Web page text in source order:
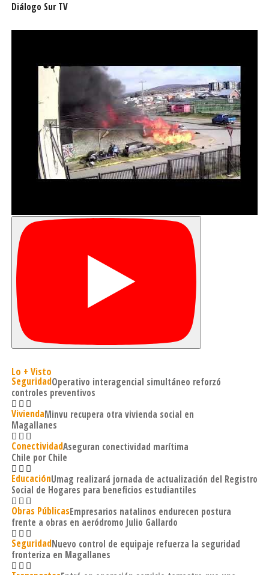
Diálogo Sur TV
Lo + Visto
SeguridadOperativo interagencial simultáneo reforzó
controles preventivos
ViviendaMinvu recupera otra vivienda social en
Magallanes
ConectividadAseguran conectividad marítima
Chile por Chile
EducaciónUmag realizará jornada de actualización del Registro
Social de Hogares para beneficios estudiantiles
Obras PúblicasEmpresarios natalinos endurecen postura
frente a obras en aeródromo Julio Gallardo
SeguridadNuevo control de equipaje refuerza la seguridad
fronteriza en Magallanes